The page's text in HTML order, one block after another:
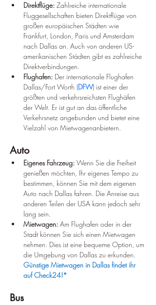
Direktflüge: Zahlreiche internationale
Fluggesellschaften bieten Direktflüge von
großen europäischen Städten wie
Frankfurt, London, Paris und Amsterdam
nach Dallas an. Auch von anderen US-
amerikanischen Städten gibt es zahlreiche
Direktverbindungen.
Flughafen: Der internationale Flughafen
Dallas/Fort Worth (DFW) ist einer der
größten und verkehrsreichsten Flughäfen
der Welt. Er ist gut an das öffentliche
Verkehrsnetz angebunden und bietet eine
Vielzahl von Mietwagenanbietern.
Auto
Eigenes Fahrzeug: Wenn Sie die Freiheit
genießen möchten, Ihr eigenes Tempo zu
bestimmen, können Sie mit dem eigenen
Auto nach Dallas fahren. Die Anreise aus
anderen Teilen der USA kann jedoch sehr
lang sein.
Mietwagen: Am Flughafen oder in der
Stadt können Sie sich einen Mietwagen
nehmen. Dies ist eine bequeme Option, um
die Umgebung von Dallas zu erkunden.
Günstige Mietwagen in Dallas findet ihr
auf Check24!*
Bus